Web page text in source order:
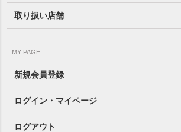
取り扱い店舗
MY PAGE
新規会員登録
ログイン・マイページ
ログアウト